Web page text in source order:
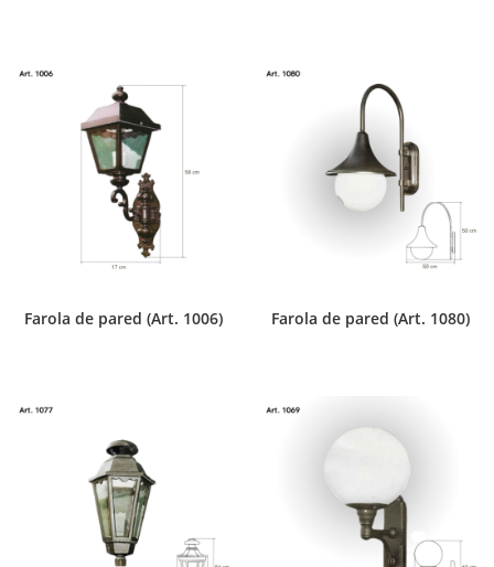
Farola de pared (Art. 1006) Farola de pared (Art. 1080)